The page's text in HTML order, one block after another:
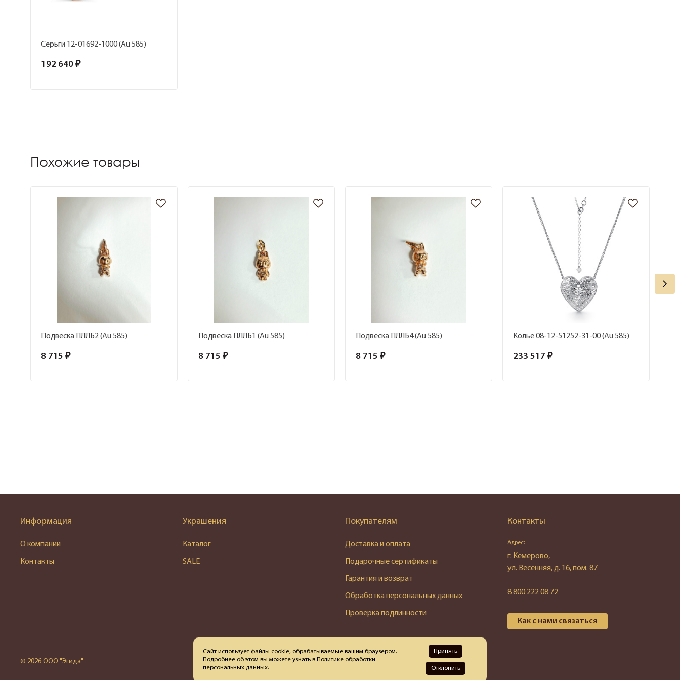
Серьги 12-01692-1000 (Au 585)
192 640 ₽
Похожие товары
Подвеска ПЛЛБ2 (Au 585)
8 715 ₽
Подвеска ПЛЛБ1 (Au 585)
8 715 ₽
Подвеска ПЛЛБ4 (Au 585)
8 715 ₽
Колье 08-12-51252-31-00 (Au 585)
233 517 ₽
Информация
О компании
Контакты
Украшения
Каталог
SALE
Покупателям
Доставка и оплата
Подарочные сертификаты
Гарантия и возврат
Обработка персональных данных
Проверка подлинности
Контакты
Адрес:
г. Кемерово,
ул. Весенняя, д. 16, пом. 87
8 800 222 08 72
Как с нами связаться
© 2026 ООО "Эгида"
Сайт использует файлы cookie, обрабатываемые вашим браузером.
Подробнее об этом вы можете узнать вПолитике обработки
персональных данных.
Принять
Отклонить